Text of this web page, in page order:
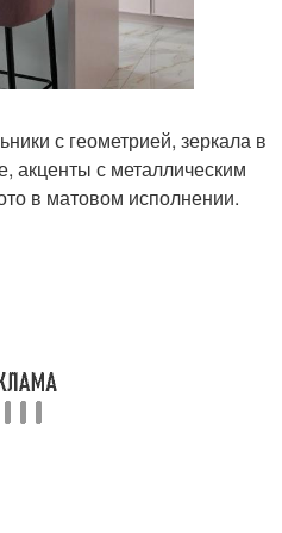
с геометрией, зеркала в
акценты с металлическим
в матовом исполнении.